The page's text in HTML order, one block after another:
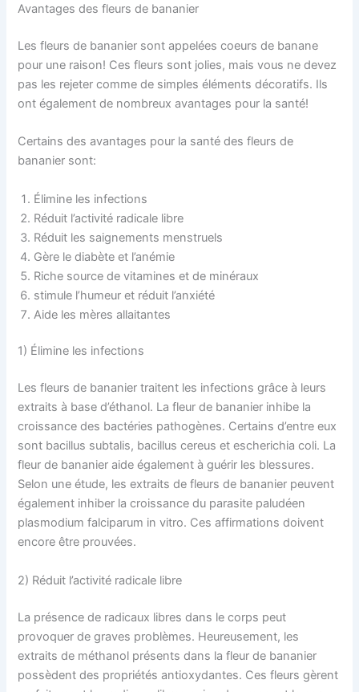
Avantages des fleurs de bananier
Les fleurs de bananier sont appelées coeurs de banane
pour une raison! Ces fleurs sont jolies, mais vous ne devez
pas les rejeter comme de simples éléments décoratifs. Ils
ont également de nombreux avantages pour la santé!
Certains des avantages pour la santé des fleurs de
bananier sont:
Élimine les infections
Réduit l’activité radicale libre
Réduit les saignements menstruels
Gère le diabète et l’anémie
Riche source de vitamines et de minéraux
stimule l’humeur et réduit l’anxiété
Aide les mères allaitantes
1) Élimine les infections
Les fleurs de bananier traitent les infections grâce à leurs
extraits à base d’éthanol. La fleur de bananier inhibe la
croissance des bactéries pathogènes. Certains d’entre eux
sont bacillus subtalis, bacillus cereus et escherichia coli. La
fleur de bananier aide également à guérir les blessures.
Selon une étude, les extraits de fleurs de bananier peuvent
également inhiber la croissance du parasite paludéen
plasmodium falciparum in vitro. Ces affirmations doivent
encore être prouvées.
2) Réduit l’activité radicale libre
La présence de radicaux libres dans le corps peut
provoquer de graves problèmes. Heureusement, les
extraits de méthanol présents dans la fleur de bananier
possèdent des propriétés antioxydantes. Ces fleurs gèrent